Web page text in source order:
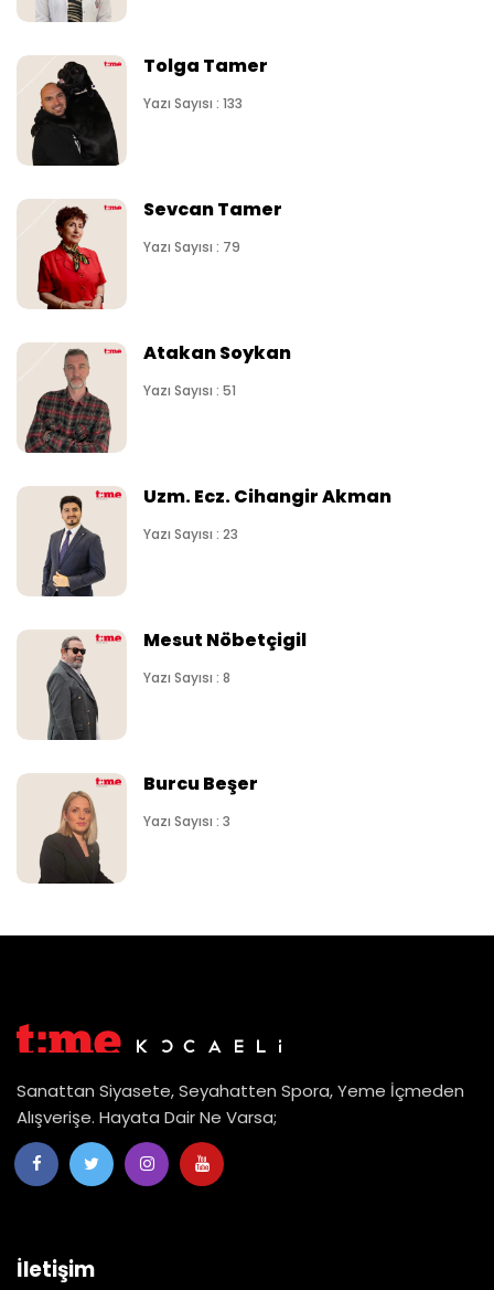
Tolga Tamer
Yazı Sayısı : 133
Sevcan Tamer
Yazı Sayısı : 79
Atakan Soykan
Yazı Sayısı : 51
Uzm. Ecz. Cihangir Akman
Yazı Sayısı : 23
Mesut Nöbetçigil
Yazı Sayısı : 8
Burcu Beşer
Yazı Sayısı : 3
Sanattan Siyasete, Seyahatten Spora, Yeme İçmeden
Alışverişe. Hayata Dair Ne Varsa;
İletişim